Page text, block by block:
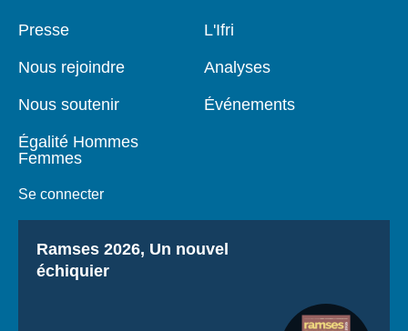
Pied
Presse
Nous rejoindre
Nous soutenir
Égalité Hommes
Femmes
Se connecter
Navigation
L'Ifri
Analyses
Événements
Titre
Ramses 2026, Un nouvel
échiquier